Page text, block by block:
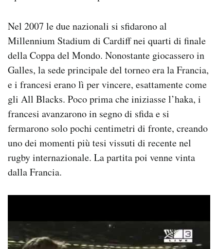
Nel 2007 le due nazionali si sfidarono al
Millennium Stadium di Cardiff nei quarti di finale
della Coppa del Mondo. Nonostante giocassero in
Galles, la sede principale del torneo era la Francia,
e i francesi erano lì per vincere, esattamente come
gli All Blacks. Poco prima che iniziasse l’haka, i
francesi avanzarono in segno di sfida e si
fermarono solo pochi centimetri di fronte, creando
uno dei momenti più tesi vissuti di recente nel
rugby internazionale. La partita poi venne vinta
dalla Francia.